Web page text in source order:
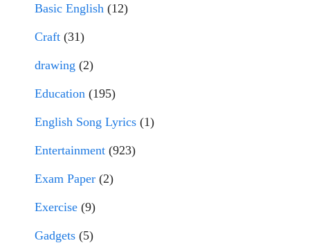
Basic English (12)
Craft (31)
drawing (2)
Education (195)
English Song Lyrics (1)
Entertainment (923)
Exam Paper (2)
Exercise (9)
Gadgets (5)